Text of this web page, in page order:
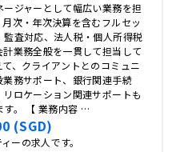
ージャーとして幅広い業務を担
次・年次決算を含むフルセッ
監査対応、法人税・個人所得税
業務全般を一貫して担当して
、クライアントとのコミュニ
業務サポート、銀行関連手続
ロケーション関連サポートも
す。 【 業務内容 …
(SGD)
ーの求人です。